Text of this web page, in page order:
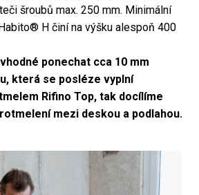
šroubů max. 250 mm. Minimální
H činí na výšku alespoň 400
ponechat cca 10 mm
která se posléze vyplní
Rifino Top, tak docílíme
mezi deskou a podlahou.